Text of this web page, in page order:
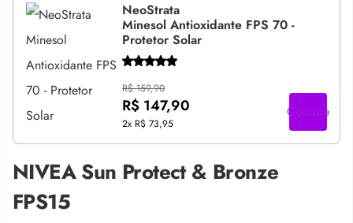
NeoStrata
Minesol Antioxidante FPS 70 -
Protetor Solar
R$ 159,90
R$ 147,90
2x R$ 73,95
Compre
NIVEA Sun Protect & Bronze
FPS15